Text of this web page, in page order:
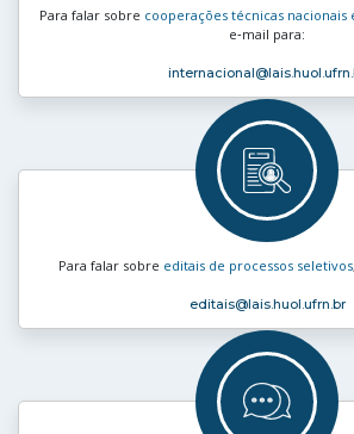
Para falar sobre cooperações técnicas nacionais
e‑mail para:
internacional
Para falar sobre editais de processos seletivos
editais@lais.huol.ufrn.br